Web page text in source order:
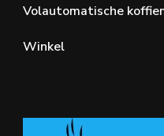
Volautomatische
Winkel